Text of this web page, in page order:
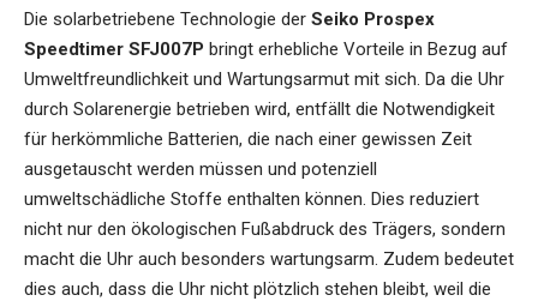
Die solarbetriebene Technologie der Seiko Prospex
Speedtimer SFJ007P bringt erhebliche Vorteile in Bezug auf
Umweltfreundlichkeit und Wartungsarmut mit sich. Da die Uhr
durch Solarenergie betrieben wird, entfällt die Notwendigkeit
für herkömmliche Batterien, die nach einer gewissen Zeit
ausgetauscht werden müssen und potenziell
umweltschädliche Stoffe enthalten können. Dies reduziert
nicht nur den ökologischen Fußabdruck des Trägers, sondern
macht die Uhr auch besonders wartungsarm. Zudem bedeutet
dies auch, dass die Uhr nicht plötzlich stehen bleibt, weil die